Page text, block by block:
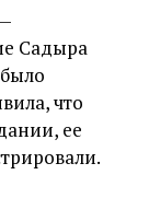
Садыра
что
ее